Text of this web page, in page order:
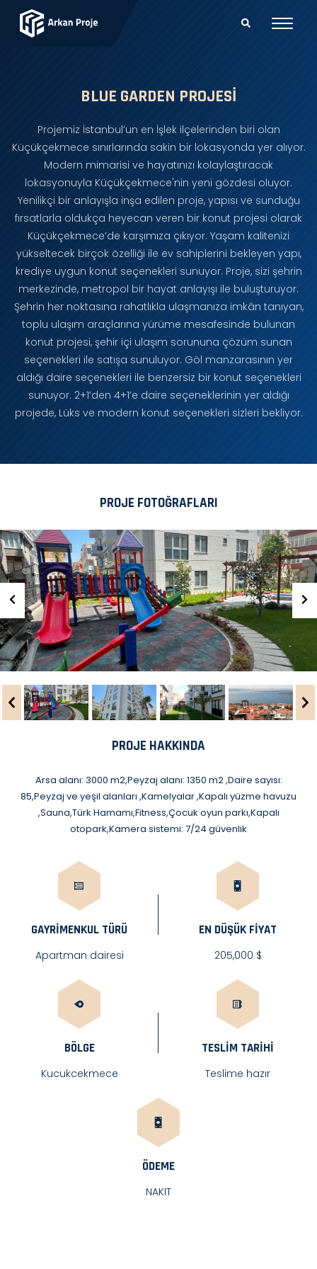
BLUE GARDEN PROJESI
Projemiz İstanbul’un en İşlek ilçelerinden biri olan
Küçükçekmece sınırlarında sakin bir lokasyonda yer alıyor.
Modern mimarisi ve hayatınızı kolaylaştıracak
lokasyonuyla Küçükçekmece'nin yeni gözdesi oluyor.
Yenilikçi bir anlayışla inşa edilen proje, yapısı ve sunduğu
fırsatlarla oldukça heyecan veren bir konut projesi olarak
Küçükçekmece’de karşımıza çıkıyor. Yaşam kalitenizi
yükseltecek birçok özelliği ile ev sahiplerini bekleyen yapı,
krediye uygun konut seçenekleri sunuyor. Proje, sizi şehrin
merkezinde, metropol bir hayat anlayışı ile buluşturuyor.
Şehrin her noktasına rahatlıkla ulaşmanıza imkân tanıyan,
toplu ulaşım araçlarına yürüme mesafesinde bulunan
konut projesi, şehir içi ulaşım sorununa çözüm sunan
seçenekleri ile satışa sunuluyor. Göl manzarasının yer
aldığı daire seçenekleri ile benzersiz bir konut seçenekleri
sunuyor. 2+1’den 4+1’e daire seçeneklerinin yer aldığı
projede, Lüks ve modern konut seçenekleri sizleri bekliyor.
PROJE FOTOĞRAFLARI
PROJE HAKKINDA
Arsa alanı: 3000 m2,Peyzaj alanı: 1350 m2 ,Daire sayısı:
85,Peyzaj ve yeşil alanları ,Kamelyalar ,Kapalı yüzme havuzu
,Sauna,Türk Hamamı,Fitness,Çocuk oyun parkı,Kapalı
otopark,Kamera sistemi: 7/24 güvenlik
GAYRIMENKUL TÜRÜ
Apartman dairesi
EN DÜŞÜK FİYAT
205,000 $
BÖLGE
Kucukcekmece
TESLIM TARIHI
Teslime hazır
ÖDEME
NAKIT